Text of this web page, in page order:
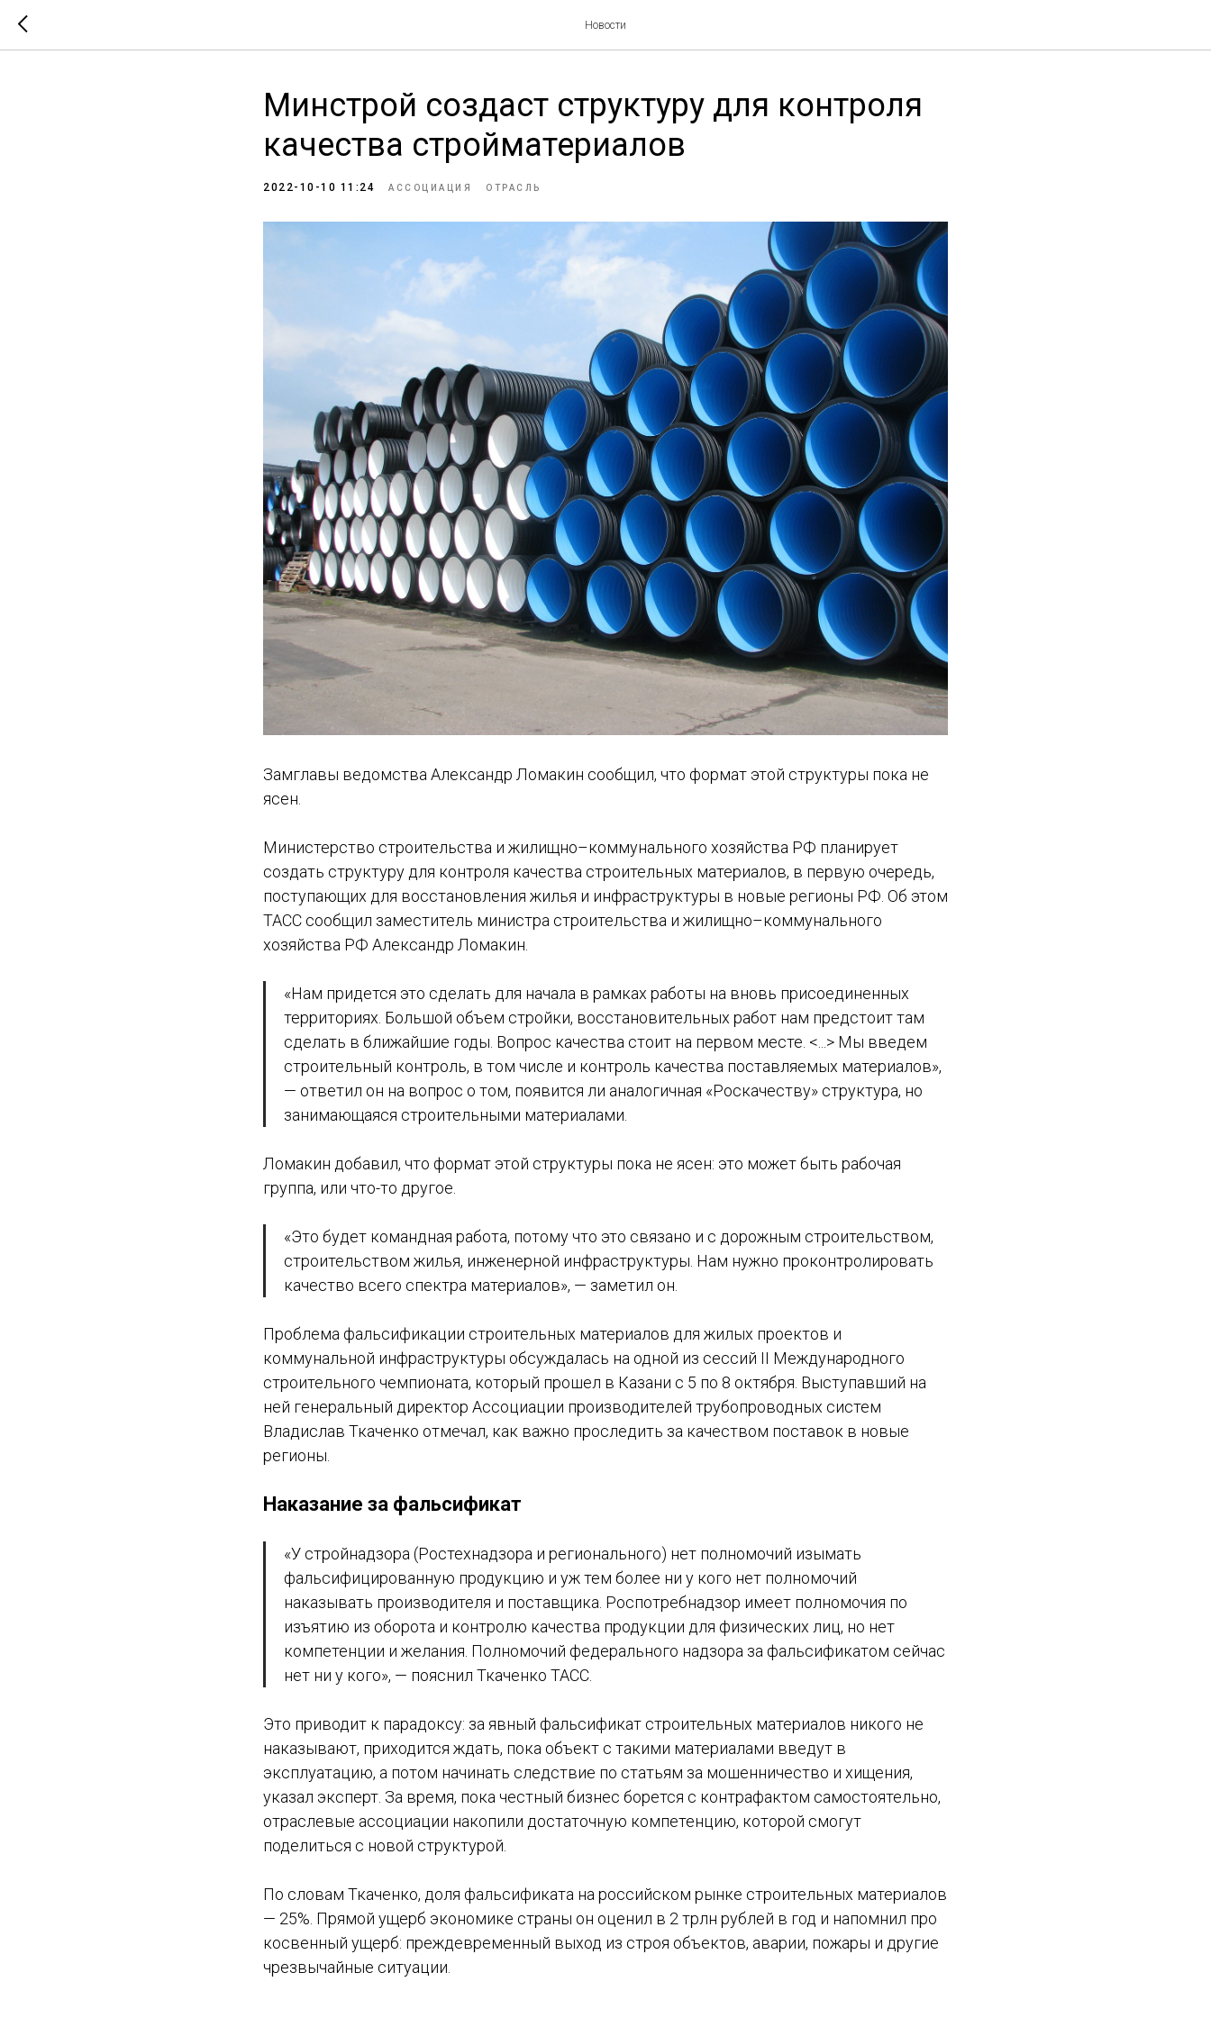
Новости
Минстрой создаст структуру для контроля
качества стройматериалов
2022-10-10 11:24 АССОЦИАЦИЯ ОТРАСЛЬ
Замглавы ведомства Александр Ломакин сообщил, что формат этой структуры пока не
ясен.
Министерство строительства и жилищно–коммунального хозяйства РФ планирует
создать структуру для контроля качества строительных материалов, в первую очередь,
поступающих для восстановления жилья и инфраструктуры в новые регионы РФ. Об этом
ТАСС сообщил заместитель министра строительства и жилищно–коммунального
хозяйства РФ Александр Ломакин.
«Нам придется это сделать для начала в рамках работы на вновь присоединенных
территориях. Большой объем стройки, восстановительных работ нам предстоит там
сделать в ближайшие годы. Вопрос качества стоит на первом месте. <...> Мы введем
строительный контроль, в том числе и контроль качества поставляемых материалов»,
— ответил он на вопрос о том, появится ли аналогичная «Роскачеству» структура, но
занимающаяся строительными материалами.
Ломакин добавил, что формат этой структуры пока не ясен: это может быть рабочая
группа, или что-то другое.
«Это будет командная работа, потому что это связано и с дорожным строительством,
строительством жилья, инженерной инфраструктуры. Нам нужно проконтролировать
качество всего спектра материалов», — заметил он.
Проблема фальсификации строительных материалов для жилых проектов и
коммунальной инфраструктуры обсуждалась на одной из сессий II Международного
строительного чемпионата, который прошел в Казани с 5 по 8 октября. Выступавший на
ней генеральный директор Ассоциации производителей трубопроводных систем
Владислав Ткаченко отмечал, как важно проследить за качеством поставок в новые
регионы.
Наказание за фальсификат
«У стройнадзора (Ростехнадзора и регионального) нет полномочий изымать
фальсифицированную продукцию и уж тем более ни у кого нет полномочий
наказывать производителя и поставщика. Роспотребнадзор имеет полномочия по
изъятию из оборота и контролю качества продукции для физических лиц, но нет
компетенции и желания. Полномочий федерального надзора за фальсификатом сейчас
нет ни у кого», — пояснил Ткаченко ТАСС.
Это приводит к парадоксу: за явный фальсификат строительных материалов никого не
наказывают, приходится ждать, пока объект с такими материалами введут в
эксплуатацию, а потом начинать следствие по статьям за мошенничество и хищения,
указал эксперт. За время, пока честный бизнес борется с контрафактом самостоятельно,
отраслевые ассоциации накопили достаточную компетенцию, которой смогут
поделиться с новой структурой.
По словам Ткаченко, доля фальсификата на российском рынке строительных материалов
— 25%. Прямой ущерб экономике страны он оценил в 2 трлн рублей в год и напомнил про
косвенный ущерб: преждевременный выход из строя объектов, аварии, пожары и другие
чрезвычайные ситуации.